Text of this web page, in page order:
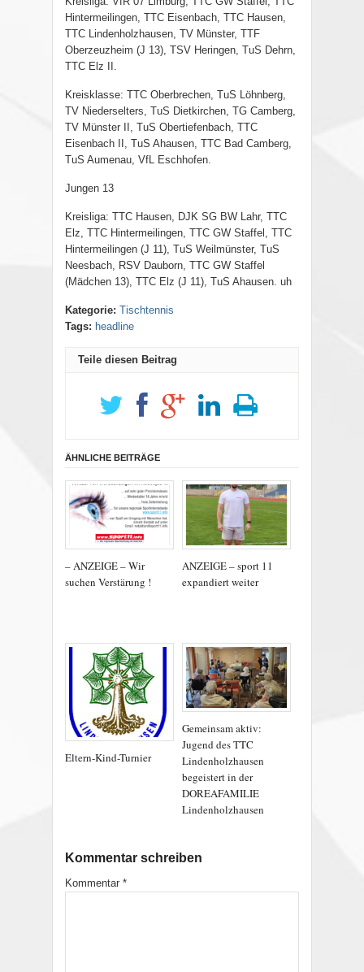
Hintermeilingen, TTC Eisenbach, TTC Hausen,
TTC Lindenholzhausen, TV Münster, TTF
Oberzeuzheim (J 13), TSV Heringen, TuS Dehrn,
TTC Elz II.
Kreisklasse: TTC Oberbrechen, TuS Löhnberg,
TV Niederselters, TuS Dietkirchen, TG Camberg,
TV Münster II, TuS Obertiefenbach, TTC
Eisenbach II, TuS Ahausen, TTC Bad Camberg,
TuS Aumenau, VfL Eschhofen.
Jungen 13
Kreisliga: TTC Hausen, DJK SG BW Lahr, TTC
Elz, TTC Hintermeilingen, TTC GW Staffel, TTC
Hintermeilingen (J 11), TuS Weilmünster, TuS
Neesbach, RSV Dauborn, TTC GW Staffel
(Mädchen 13), TTC Elz (J 11), TuS Ahausen. uh
Kategorie: Tischtennis
Tags: headline
Teile diesen Beitrag
ÄHNLICHE BEITRÄGE
– ANZEIGE – Wir
suchen Verstärung !
ANZEIGE – sport 11
expandiert weiter
Eltern-Kind-Turnier
Gemeinsam aktiv:
Jugend des TTC
Lindenholzhausen
begeistert in der
DOREAFAMILIE
Lindenholzhausen
Kommentar schreiben
Kommentar *